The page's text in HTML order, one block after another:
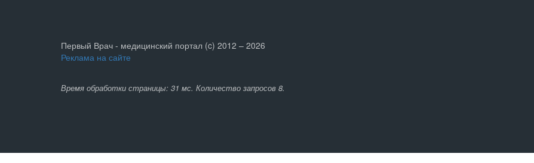
Первый Врач - медицинский портал (c) 2012 – 2026
Реклама на сайте
Время обработки страницы: 31 мс. Количество запросов 8.